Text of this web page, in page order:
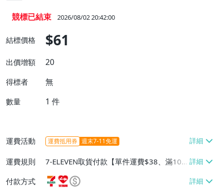
競標已結束 2026/08/02 20:42:00
結標價格 $61
出價增額 20
得標者 無
數量 1 件
運費活動 運費抵用券 週末7-11免運
運費規則
7-ELEVEN取貨付款【單件運費$38、滿100
件或消費滿$1000000免運費】、7-ELEVEN
取貨不付款【單件運費$38】、萊爾富取貨
付款方式